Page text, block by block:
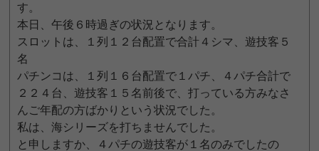
す。
本日、午後６時過ぎの状況となります。
スロットは、１列１２台配置で合計４シマ、遊技客５
名
パチンコは、１列１６台配置で１パチ、４パチ合計で
２２４台、遊技客１５名前後で、打っている方みなさ
んご年配の方ばかりという状況でした。
私は、海シリーズを打ちませんでした。
と申しますか、４パチの遊技客が１名のみでしたの